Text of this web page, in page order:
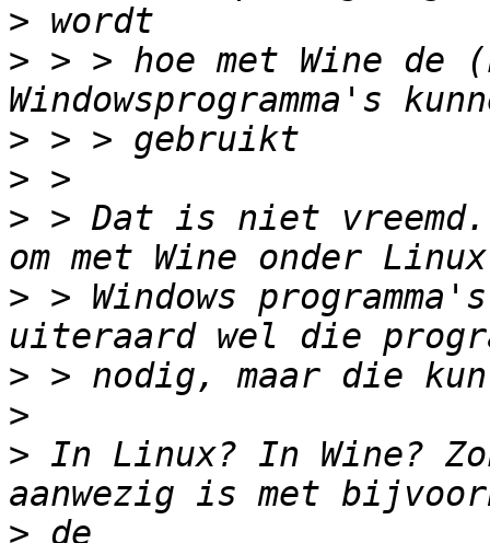
>
> > > hoe met Wine de
>
>
> > Dat is niet vreemd.
> > Windows
>
>
> In Linux? In Wine?
>